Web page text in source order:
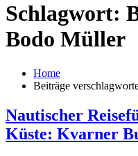
Schlagwort:
Bodo Müller
Home
Beiträge
Nautischer
Küste: Kvarner